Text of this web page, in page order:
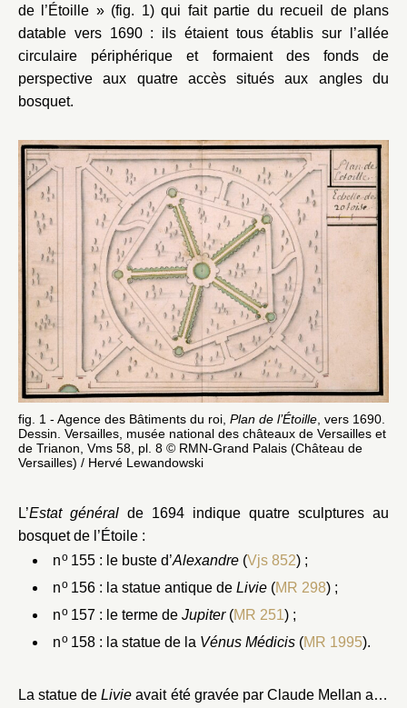
Orangerie et pièce d’eau des
Suisses
de l’Étoille » (fig. 1) qui fait partie du recueil de plans
datable vers 1690 : ils étaient tous établis sur l’allée
circulaire périphérique et formaient des fonds de
perspective aux quatre accès situés aux angles du
bosquet.
fig. 1 - Agence des Bâtiments du roi, Plan de l’Étoille, vers 1690.
Dessin. Versailles, musée national des châteaux de Versailles et
de Trianon, Vms 58, pl. 8 © RMN-Grand Palais (Château de
Versailles) / Hervé Lewandowski
L’Estat général de 1694 indique quatre sculptures au
bosquet de l’Étoile :
no155 : le buste d’Alexandre (Vjs 852) ;
no156 : la statue antique de Livie (MR 298) ;
no157 : le terme de Jupiter(MR 251) ;
no158 : la statue de la Vénus Médicis (MR 1995).
La statue deLivie avait été gravée par Claude Mellan aux